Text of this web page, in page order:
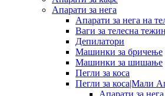
Апарати за нега
Апарати за нега на
Ваги за телесна
Депилатори
Машинки за бричење
Машинки за шишање
Пегли за коса
Пегли за коса|Мали
Апарати за нега